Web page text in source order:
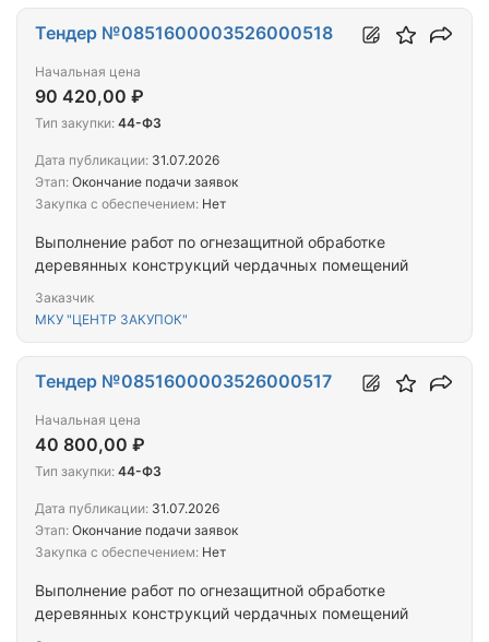
Выполнение работ по огнезащитной обработке
деревянных конструкций чердачных помещений
Заказчик
МКУ "ЦЕНТР ЗАКУПОК"
Тендер №0851600003526000518
Начальная цена
90 420,00 ₽
Тип закупки: 44-ФЗ
Дата публикации: 31.07.2026
Этап: Окончание подачи заявок
Закупка с обеспечением: Нет
Выполнение работ по огнезащитной обработке
деревянных конструкций чердачных помещений
Тендер №0851600003526000517
Начальная цена
40 800,00 ₽
Тип закупки: 44-ФЗ
Дата публикации: 31.07.2026
Этап: Окончание подачи заявок
Закупка с обеспечением: Нет